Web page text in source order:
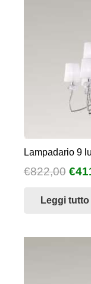
Lampadario 9
€822,00 Il
€
Leggi tutto